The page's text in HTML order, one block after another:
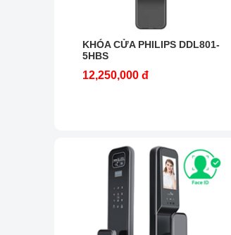
KHÓA CỬA PHILIPS DDL801-
5HBS
12,250,000 đ